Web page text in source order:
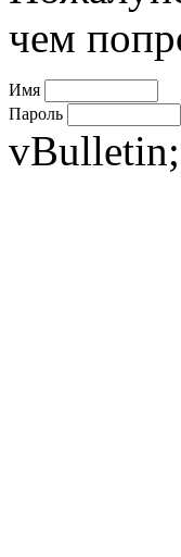
чем
Имя
Пароль